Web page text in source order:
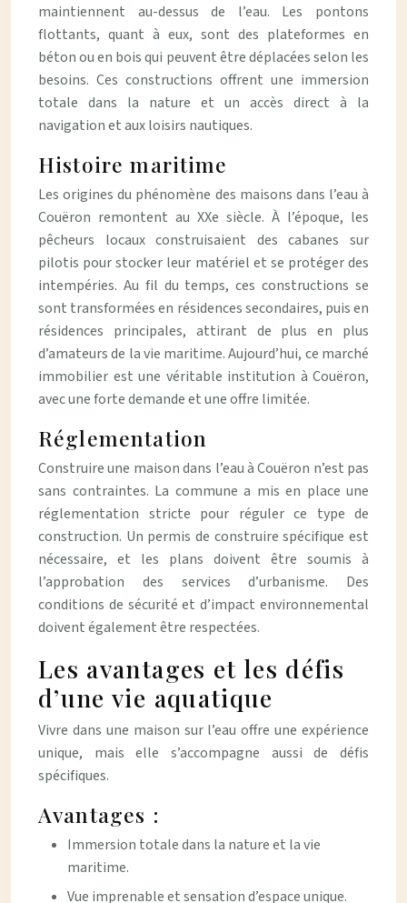
maintiennent au-dessus de l’eau. Les pontons
flottants, quant à eux, sont des plateformes en
béton ou en bois qui peuvent être déplacées selon les
besoins. Ces constructions offrent une immersion
totale dans la nature et un accès direct à la
navigation et aux loisirs nautiques.
Histoire maritime
Les origines du phénomène des maisons dans l’eau à
Couëron remontent au XXe siècle. À l’époque, les
pêcheurs locaux construisaient des cabanes sur
pilotis pour stocker leur matériel et se protéger des
intempéries. Au fil du temps, ces constructions se
sont transformées en résidences secondaires, puis en
résidences principales, attirant de plus en plus
d’amateurs de la vie maritime. Aujourd’hui, ce marché
immobilier est une véritable institution à Couëron,
avec une forte demande et une offre limitée.
Réglementation
Construire une maison dans l’eau à Couëron n’est pas
sans contraintes. La commune a mis en place une
réglementation stricte pour réguler ce type de
construction. Un permis de construire spécifique est
nécessaire, et les plans doivent être soumis à
l’approbation des services d’urbanisme. Des
conditions de sécurité et d’impact environnemental
doivent également être respectées.
Les avantages et les défis
d’une vie aquatique
Vivre dans une maison sur l’eau offre une expérience
unique, mais elle s’accompagne aussi de défis
spécifiques.
Avantages :
Immersion totale dans la nature et la vie
maritime.
Vue imprenable et sensation d’espace unique.